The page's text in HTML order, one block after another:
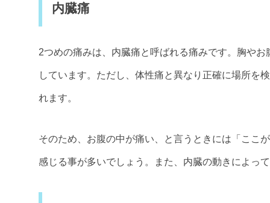
内臓痛
2つめの痛みは、内臓痛と呼ばれる痛みです。胸や
しています。ただし、体性痛と異なり正確に場所を
れます。
そのため、お腹の中が痛い、と言うときには「こ
感じる事が多いでしょう。また、内臓の動きによっ